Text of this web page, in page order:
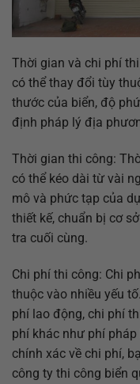
Thời gian và chi phí
có thể thay đổi tùy
thước của biển, độ
định pháp lý địa
Thời gian thi công:
có thể kéo dài từ vài
mô và phức tạp của
thiết kế, chuẩn bị cơ
tra cuối cùng.
Chi phí thi công: Chi
thuộc vào nhiều yếu
phí lao động, chi phí
phí khác như phí
chính xác về chi phí,
công ty thi công biển